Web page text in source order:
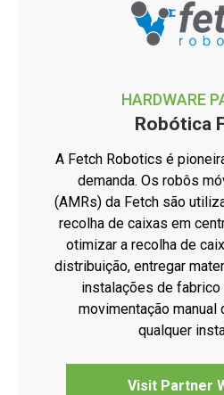
HARDWARE
Robótica
A Fetch Robotics é
demanda. Os robôs
(AMRs) da Fetch são
recolha de caixas em
otimizar a recolha de
distribuição, entregar
instalações de fabrico
movimentação manual
qualquer
Visit Partner